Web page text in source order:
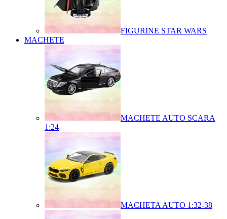
FIGURINE STAR WARS
MACHETE
MACHETE AUTO SCARA
1:24
MACHETA AUTO 1:32-38